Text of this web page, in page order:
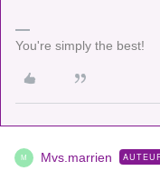
You're simply the best!
M Mvs.marrien